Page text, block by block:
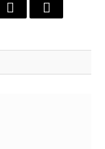
Email
Copy